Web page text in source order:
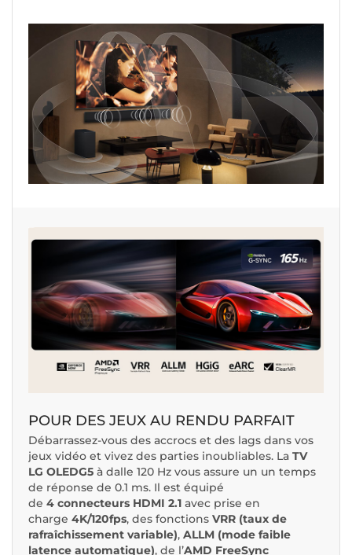
POUR DES JEUX AU RENDU PARFAIT
Débarrassez-vous des accrocs et des lags dans vos
jeux vidéo et vivez des parties inoubliables. La TV
LG OLEDG5 à dalle 120 Hz vous assure un un temps
de réponse de 0.1 ms. Il est équipé
de 4 connecteurs HDMI 2.1 avec prise en
charge 4K/120fps, des fonctions VRR (taux de
rafraîchissement variable), ALLM (mode faible
latence automatique), de l’AMD FreeSync